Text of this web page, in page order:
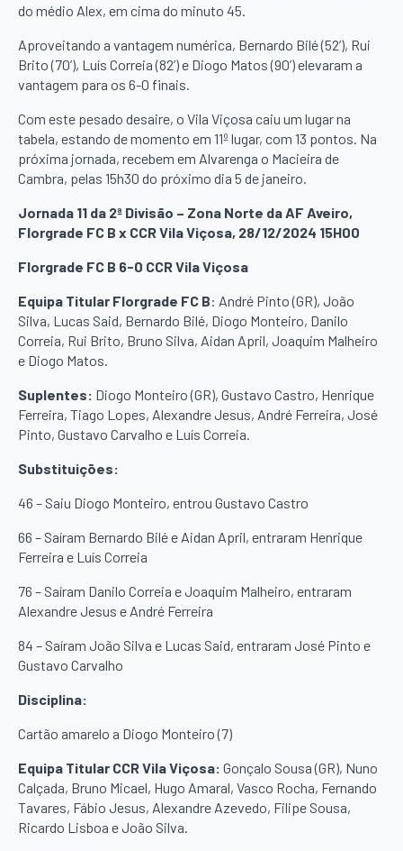
do médio Alex, em cima do minuto 45.
Aproveitando a vantagem numérica, Bernardo Bilé (52’), Rui
Brito (70’), Luís Correia (82’) e Diogo Matos (90’) elevaram a
vantagem para os 6-0 finais.
Com este pesado desaire, o Vila Viçosa caiu um lugar na
tabela, estando de momento em 11º lugar, com 13 pontos. Na
próxima jornada, recebem em Alvarenga o Macieira de
Cambra, pelas 15h30 do próximo dia 5 de janeiro.
Jornada 11 da 2ª Divisão – Zona Norte da AF Aveiro,
Florgrade FC B x CCR Vila Viçosa, 28/12/2024 15H00
Florgrade FC B 6-0 CCR Vila Viçosa
Equipa Titular Florgrade FC B: André Pinto (GR), João
Silva, Lucas Said, Bernardo Bilé, Diogo Monteiro, Danilo
Correia, Rui Brito, Bruno Silva, Aidan April, Joaquim Malheiro
e Diogo Matos.
Suplentes: Diogo Monteiro (GR), Gustavo Castro, Henrique
Ferreira, Tiago Lopes, Alexandre Jesus, André Ferreira, José
Pinto, Gustavo Carvalho e Luís Correia.
Substituições:
46 – Saiu Diogo Monteiro, entrou Gustavo Castro
66 – Saíram Bernardo Bilé e Aidan April, entraram Henrique
Ferreira e Luís Correia
76 – Saíram Danilo Correia e Joaquim Malheiro, entraram
Alexandre Jesus e André Ferreira
84 – Saíram João Silva e Lucas Said, entraram José Pinto e
Gustavo Carvalho
Disciplina:
Cartão amarelo a Diogo Monteiro (7)
Equipa Titular CCR Vila Viçosa: Gonçalo Sousa (GR), Nuno
Calçada, Bruno Micael, Hugo Amaral, Vasco Rocha, Fernando
Tavares, Fábio Jesus, Alexandre Azevedo, Filipe Sousa,
Ricardo Lisboa e João Silva.